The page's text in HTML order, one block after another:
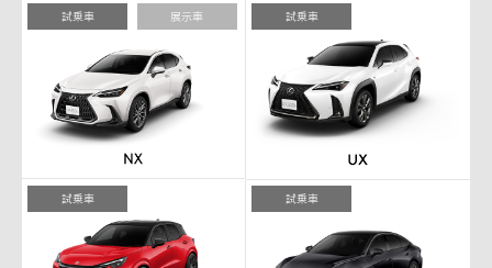
試乗車 展示車 試乗車
試乗車 試乗車